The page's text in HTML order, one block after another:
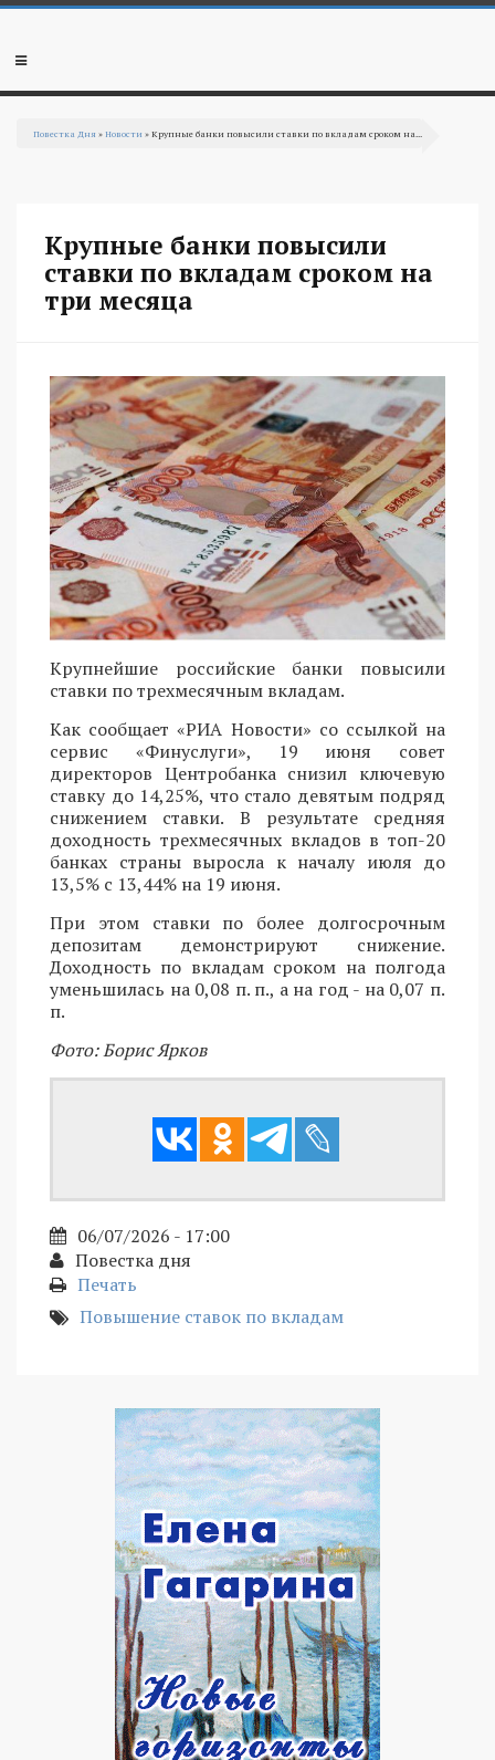
Перейти к основному содержанию
Мобильное
Повестка Дня »Новости » Крупные банки повысили ставки по вкладам сроком на...
Крупные банки повысили
ставки по вкладам сроком на
три месяца
Крупнейшие российские банки повысили
ставки по трехмесячным вкладам.
Как сообщает «РИА Новости» со ссылкой на
сервис «Финуслуги», 19 июня совет
директоров Центробанка снизил ключевую
ставку до 14,25%, что стало девятым подряд
снижением ставки. В результате средняя
доходность трехмесячных вкладов в топ-20
банках страны выросла к началу июля до
13,5% с 13,44% на 19 июня.
При этом ставки по более долгосрочным
депозитам демонстрируют снижение.
Доходность по вкладам сроком на полгода
уменьшилась на 0,08 п. п., а на год - на 0,07 п.
п.
Фото: Борис Ярков
06/07/2026 - 17:00
Повестка дня
Печать
Повышение ставок по вкладам